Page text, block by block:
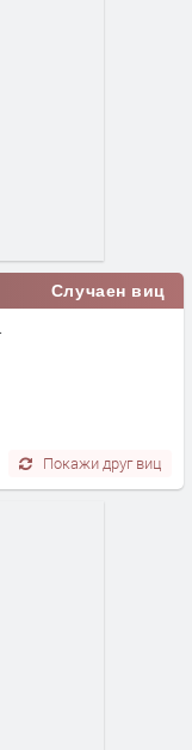
Случаен виц
Покажи друг виц